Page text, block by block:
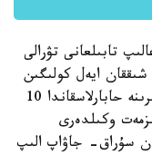
تابىلعانى تۋرالى
9:30-دا ۇيىنەن شىققان ايەل كولىگىن
قويعان ورنىنان تاپپاي قالعان. 102-نومىرىنە حابارلاسقاندا 10
وكىلدەرى
سۇراق- جاۋاپ الىپ